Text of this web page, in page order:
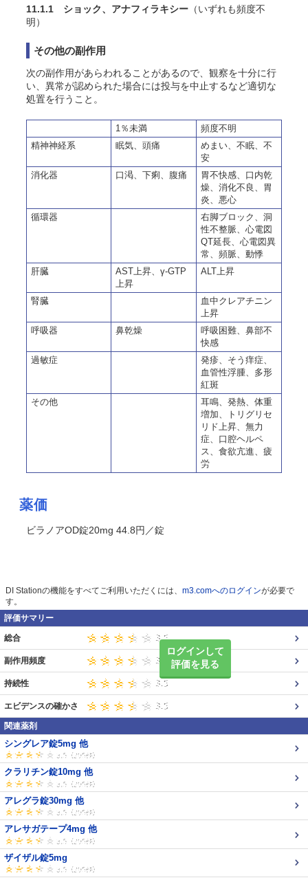
11.1.1 ショック、アナフィラキシー （いずれも頻度不
明）
その他の副作用
次の副作用があらわれることがあるので、観察を十分に行
い、異常が認められた場合には投与を中止するなど適切な
処置を行うこと。
1％未満
頻度不明
精神神経系
眠気、頭痛
めまい、不眠、不
安
消化器
口渇、下痢、腹痛
胃不快感、口内乾
燥、消化不良、胃
炎、悪心
循環器
右脚ブロック、洞
性不整脈、心電図
QT延長、心電図異
常、頻脈、動悸
肝臓
AST上昇、γ-GTP
上昇
ALT上昇
腎臓
血中クレアチニン
上昇
呼吸器
鼻乾燥
呼吸困難、鼻部不
快感
過敏症
発疹、そう痒症、
血管性浮腫、多形
紅斑
その他
耳鳴、発熱、体重
増加、トリグリセ
リド上昇、無力
症、口腔ヘルペ
ス、食欲亢進、疲
労
薬価
ビラノアOD錠20mg 44.8円／錠
DI Stationの機能をすべてご利用いただくには、 m3.comへのログインが必要で
す。
評価サマリー
ログインして
評価を見る
総合
副作用頻度
持続性
エビデンスの確かさ
関連薬剤
シングレア錠5mg 他
クラリチン錠10mg 他
アレグラ錠30mg 他
アレサガテープ4mg 他
ザイザル錠5mg